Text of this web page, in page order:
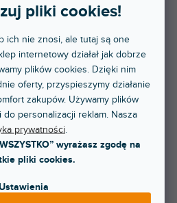
pliki cookies!
ich nie znosi, ale tutaj są one
internetowy działał jak dobrze
plików cookies. Dzięki nim
oferty, przyspieszymy działanie
zakupów. Używamy plików
personalizacji reklam. Nasza
prywatności
wyrażasz zgodę na
pliki cookies.
Ustawienia
)
Stands D 921
Dostępny w sklepie
stacjonarnym
(3 szt
17,30 zł
Płyta montażowa do gęsiej szyi.